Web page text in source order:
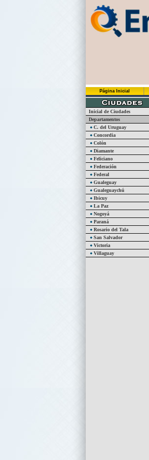
Página Inicial
Inicial de Ciudades
Departamentos
C. del Uruguay
Concordia
Colón
Diamante
Feliciano
Federación
Federal
Gualeguay
Gualeguaychú
Ibicuy
La Paz
Nogoyá
Paraná
Rosario del Tala
San Salvador
Victoria
Villaguay